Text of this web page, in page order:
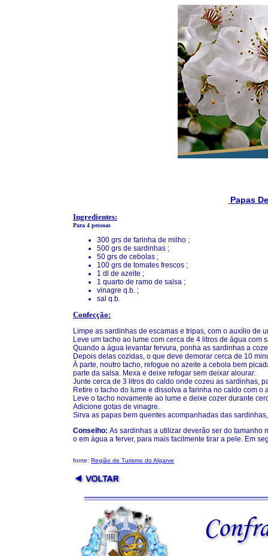
Papas
Ingredientes:
Para 4 pessoas
300 grs de farinha de milho ;
500 grs de sardinhas ;
50 grs de cebolas ;
100 grs de tomates frescos ;
1 dl de azeite ;
1 quarto de ramo de salsa ;
vinagre q.b. ;
sal q.b.
Confecção:
Limpe as sardinhas de escamas e tripas, com o auxílio de
Leve um tacho ao lume com cerca de 4 litros de água com
Quando a água levantar fervura, ponha as sardinhas a
Depois delas cozidas, o que deve demorar cerca de 10
À parte, noutro tacho, refogue no azeite a cebola bem
parte da salsa. Mexa e deixe refogar sem deixar alourar.
Junte cerca de 3 litros do caldo onde cozeu as sardinhas,
Retire o tacho do lume e dissolva a farinha no caldo com
Leve o tacho novamente ao lume e deixe cozer durante
Adicione gotas de vinagre.
Sirva as papas bem quentes acompanhadas das
Conselho: As sardinhas a utilizar deverão ser do tamanho
o em água a ferver, para mais facilmente tirar a pele. Em
fonte: Região de Turismo do Algarve